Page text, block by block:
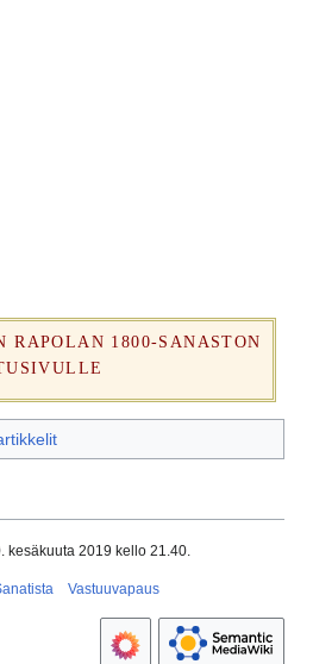
1800-SANASTON
kesäkuuta 2019 kello 21.40.
Vastuuvapaus